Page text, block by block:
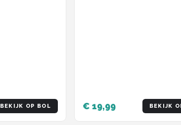
BEKIJK OP BOL € 19,99 BEKIJK